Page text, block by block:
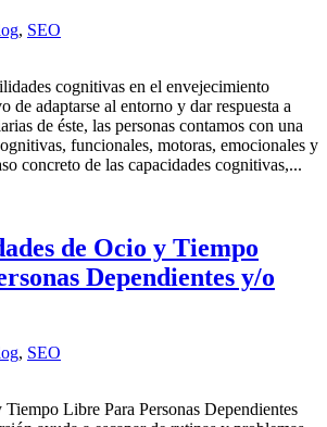
, SEO
cognitivas en el envejecimiento
de adaptarse al entorno y dar respuesta a
de éste, las personas contamos con una
funcionales, motoras, emocionales y
concreto de las capacidades cognitivas,...
de Ocio y Tiempo
Dependientes y/o
, SEO
Libre Para Personas Dependientes